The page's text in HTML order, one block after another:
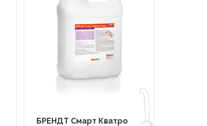
БРЕНДТ Смарт Кватро